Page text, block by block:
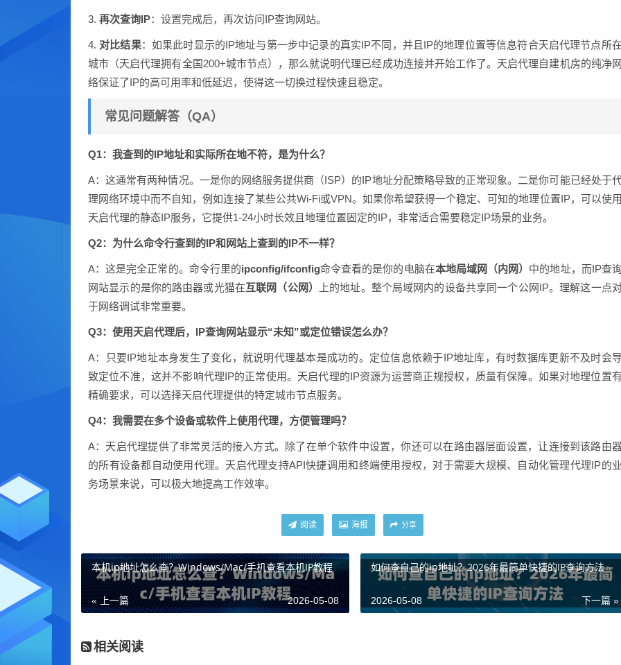
3. 再次查询IP：设置完成后，再次访问IP查询网站。
4. 对比结果：如果此时显示的IP地址与第一步中记录的真实IP不同，并且IP的地理位置等信息符合天启代理节点所
城市（天启代理拥有全国200+城市节点），那么就说明代理已经成功连接并开始工作了。天启代理自建机房的纯净
络保证了IP的高可用率和低延迟，使得这一切换过程快速且稳定。
常见问题解答（QA）
Q1：我查到的IP地址和实际所在地不符，是为什么？
A：这通常有两种情况。一是你的网络服务提供商（ISP）的IP地址分配策略导致的正常现象。二是你可能已经处于
理网络环境中而不自知，例如连接了某些公共Wi-Fi或VPN。如果你希望获得一个稳定、可知的地理位置IP，可以使
天启代理的静态IP服务，它提供1-24小时长效且地理位置固定的IP，非常适合需要稳定IP场景的业务。
Q2：为什么命令行查到的IP和网站上查到的IP不一样？
A：这是完全正常的。命令行里的ipconfig/ifconfig命令查看的是你的电脑在本地局域网（内网） 中的地址，而IP查
网站显示的是你的路由器或光猫在互联网（公网）
上的地址。整个局域网内的设备共享同一个公网IP。理解这一点
于网络调试非常重要。
Q3：使用天启代理后，IP查询网站显示“未知”或定位错误怎么办？
A：只要IP地址本身发生了变化，就说明代理基本是成功的。定位信息依赖于IP地址库，有时数据库更新不及时会
致定位不准，这并不影响代理IP的正常使用。天启代理的IP资源为运营商正规授权，质量有保障。如果对地理位置
精确要求，可以选择天启代理提供的特定城市节点服务。
Q4：我需要在多个设备或软件上使用代理，方便管理吗？
A：天启代理提供了非常灵活的接入方式。除了在单个软件中设置，你还可以在路由器层面设置，让连接到该路由
的所有设备都自动使用代理。天启代理支持API快捷调用和终端使用授权，对于需要大规模、自动化管理代理IP的
务场景来说，可以极大地提高工作效率。
阅读 海报 分享
本机ip地址怎么查？Windows/Mac/手机查看本机IP教程
« 上一篇 2026-05-08
如何查自己的ip地址？2026年最简单快捷的IP查询方法
下一篇 »
2026-05-08
相关阅读